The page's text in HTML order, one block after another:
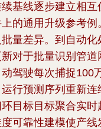
基线逐步建立相
的通用升级参考
量差异。到自动
对于批量识别管
驾驶每次捕捉100
行预测序列重新
目标目标聚合实
可靠性建模使产